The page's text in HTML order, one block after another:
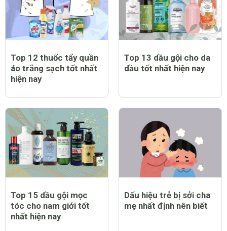
Top 12 thuốc tẩy quần
áo trắng sạch tốt nhất
hiện nay
Top 13 dầu gội cho da
dầu tốt nhất hiện nay
Top 15 dầu gội mọc
tóc cho nam giới tốt
nhất hiện nay
Dấu hiệu trẻ bị sởi cha
mẹ nhất định nên biết